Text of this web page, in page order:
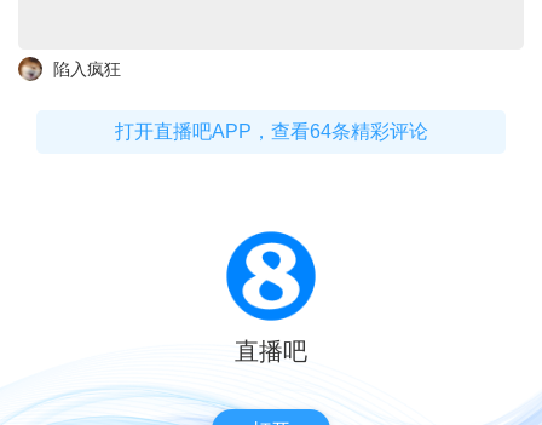
陷入疯狂
打开直播吧APP，查看64条精彩评论
直播吧